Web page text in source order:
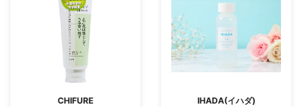
CHIFURE
IHADA(イハダ)